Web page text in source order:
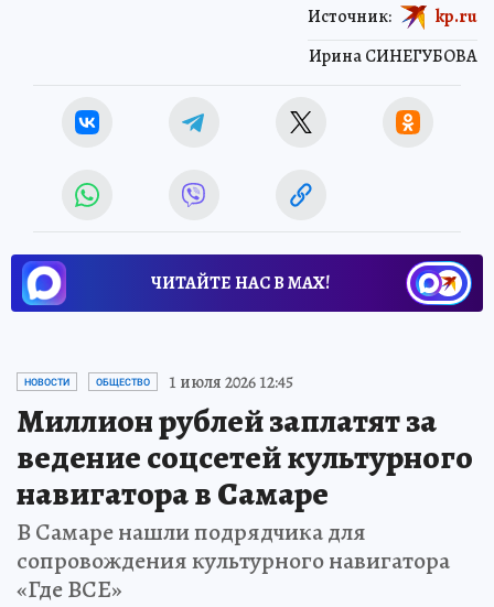
Ирина СИНЕГУБОВА
Источник: kp.ru
ЧИТАЙТЕ НАС В МАХ!
НОВОСТИ ОБЩЕСТВО 1 июля 2026 12:45
Миллион рублей заплатят за
ведение соцсетей культурного
навигатора в Самаре
В Самаре нашли подрядчика для
сопровождения культурного навигатора
«Где ВСЕ»